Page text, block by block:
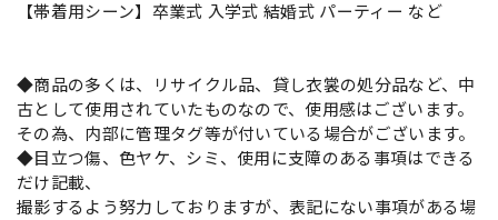
【帯着用シーン】卒業式 入学式 結婚式 パーティー など
◆商品の多くは、リサイクル品、貸し衣裳の処分品など、中
古として使用されていたものなので、使用感はございます。
その為、内部に管理タグ等が付いている場合がございます。
◆目立つ傷、色ヤケ、シミ、使用に支障のある事項はできる
だけ記載、
撮影するよう努力しておりますが、表記にない事項がある場